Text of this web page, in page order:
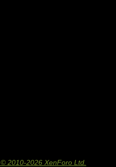
© 2010-2026 XenForo Ltd.